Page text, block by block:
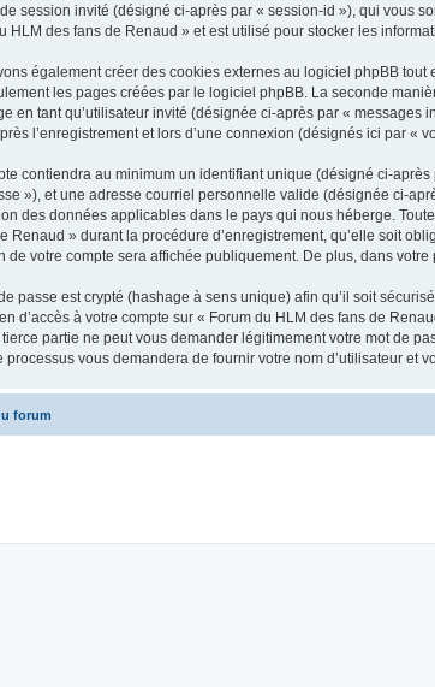
session invité (désigné ci-après par « session-id »), qui vous
HLM des fans de Renaud » et est utilisé pour stocker les
également créer des cookies externes au logiciel phpBB
les pages créées par le logiciel phpBB. La seconde
en tant qu’utilisateur invité (désignée ci-après par «
l’enregistrement et lors d’une connexion (désignés ici par «
contiendra au minimum un identifiant unique (désigné ci-
»), et une adresse courriel personnelle valide (désignée ci-
des données applicables dans le pays qui nous héberge.
Renaud » durant la procédure d’enregistrement, qu’elle soit
de votre compte sera affichée publiquement. De plus, dans
passe est crypté (hashage à sens unique) afin qu’il soit
d’accès à votre compte sur « Forum du HLM des fans de
tierce partie ne peut vous demander légitimement votre mot de
processus vous demandera de fournir votre nom d’utilisateur et
forum